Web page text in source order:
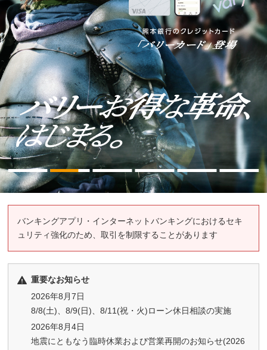
バンキングアプリ・インターネットバンキングにおけるセキ
ュリティ強化のため、取引を制限することがあります
重要なお知らせ
2026年8月7日
8/8(土)、8/9(日)、8/11(祝・火)ローン休日相談の実施
2026年8月4日
地震にともなう臨時休業および営業再開のお知らせ(2026